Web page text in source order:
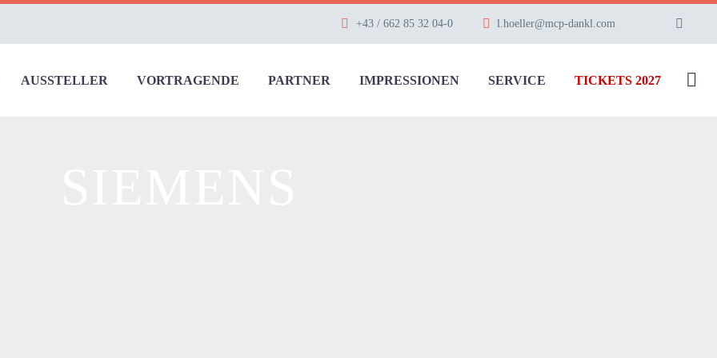
+43 / 662 85 32 04-0 l.hoeller@mcp-dankl.com
AUSSTELLER VORTRAGENDE PARTNER IMPRESSIONEN SERVICE TICKETS 2027